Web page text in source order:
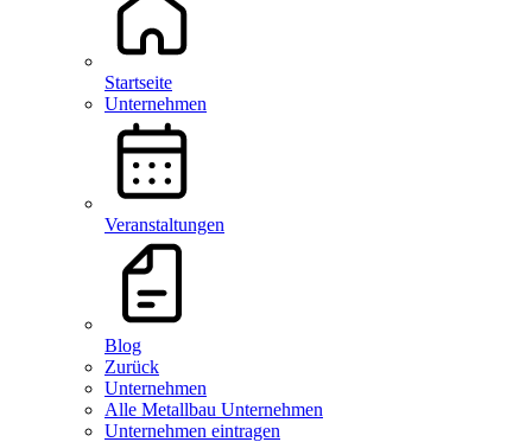
Startseite
Unternehmen
Veranstaltungen
Blog
Zurück
Unternehmen
Alle Metallbau Unternehmen
Unternehmen eintragen